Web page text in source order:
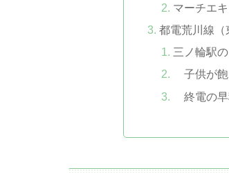
マーチエ
都電荒川線（
三ノ輪駅
子供が飽
終電の早